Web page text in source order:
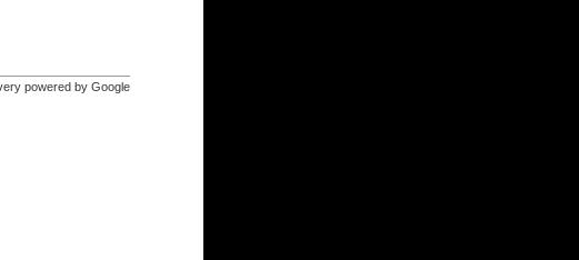
powered by Google